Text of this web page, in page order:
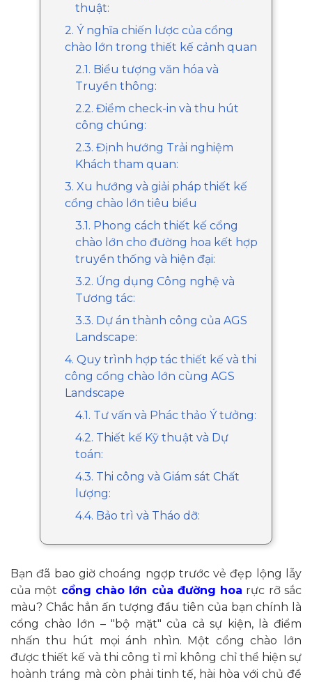
thuật:
2. Ý nghĩa chiến lược của cổng
chào lớn trong thiết kế cảnh quan
2.1. Biểu tượng văn hóa và
Truyền thông:
2.2. Điểm check-in và thu hút
công chúng:
2.3. Định hướng Trải nghiệm
Khách tham quan:
3. Xu hướng và giải pháp thiết kế
cổng chào lớn tiêu biểu
3.1. Phong cách thiết kế cổng
chào lớn cho đường hoa kết hợp
truyền thống và hiện đại:
3.2. Ứng dụng Công nghệ và
Tương tác:
3.3. Dự án thành công của AGS
Landscape:
4. Quy trình hợp tác thiết kế và thi
công cổng chào lớn cùng AGS
Landscape
4.1. Tư vấn và Phác thảo Ý tưởng:
4.2. Thiết kế Kỹ thuật và Dự
toán:
4.3. Thi công và Giám sát Chất
lượng:
4.4. Bảo trì và Tháo dỡ:
Bạn đã bao giờ choáng ngợp trước vẻ đẹp lộng lẫy
của một cổng chào lớn của đường hoa rực rỡ sắc
màu? Chắc hẳn ấn tượng đầu tiên của bạn chính là
cổng chào lớn – "bộ mặt" của cả sự kiện, là điểm
nhấn thu hút mọi ánh nhìn. Một cổng chào lớn
được thiết kế và thi công tỉ mỉ không chỉ thể hiện sự
hoành tráng mà còn phải tinh tế, hài hòa với chủ đề